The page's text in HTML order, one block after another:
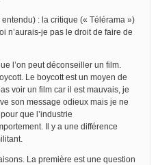
: la critique (« Télérama »)
n’aurais-je pas le droit de faire de
l’on peut déconseiller un film.
Le boycott est un moyen de
voir un film car il est mauvais, je
son message odieux mais je ne
que l’industrie
Il y a une différence
La première est une question